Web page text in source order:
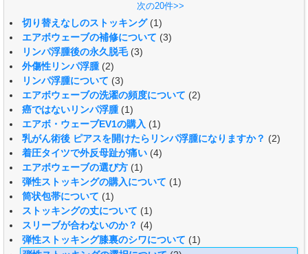
次の20件>>
切り替えなしのストッキング (1)
エアボウェーブの補修について (3)
リンパ浮腫後の永久脱毛 (3)
外傷性リンパ浮腫 (2)
リンパ浮腫について (3)
エアボウェーブの洗濯の頻度について (2)
癌ではないリンパ浮腫 (1)
エアボ・ウェーブEV1の購入 (1)
乳がん術後 ピアスを開けたらリンパ浮腫になりますか？ (2)
着圧タイツで外反母趾が痛い (4)
エアボウェーブの選び方 (1)
弾性ストッキングの購入について (1)
筒状包帯について (1)
ストッキングの丈について (1)
スリーブが合わないのか？ (4)
弾性ストッキング膝裏のシワについて (1)